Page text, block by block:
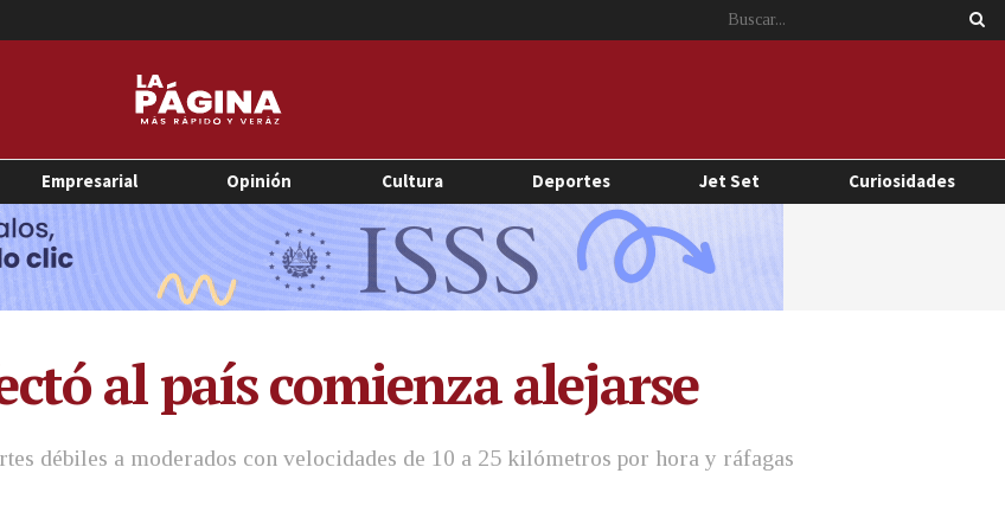
Empresarial Opinión Cultura Deportes Jet Set Curiosidades
al país comienza alejarse
débiles a moderados con velocidades de 10 a 25 kilómetros por hora y ráfagas